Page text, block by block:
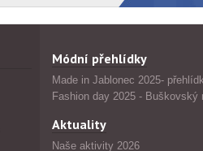
Módní přehlídky
Made in Jablonec 2025-
Fashion day 2025 - Buškovský
Aktuality
Naše aktivity 2026